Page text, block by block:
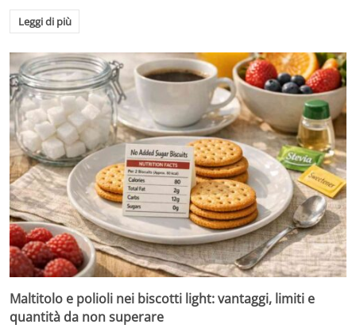
Leggi di più
Maltitolo e polioli nei biscotti light: vantaggi, limiti e
quantità da non superare